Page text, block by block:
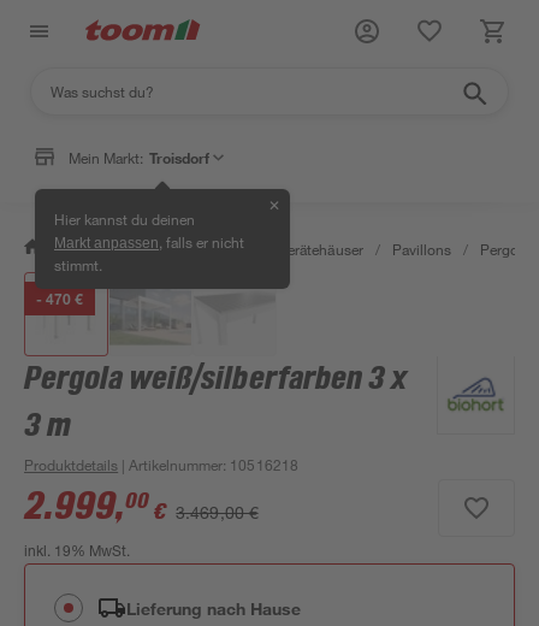
Mein Markt: Troisdorf
Hier kannst du deinen
Markt anpassen , falls er nicht
stimmt.
✕
/ Garten & Freizeit / Garten- & Gerätehäuser / Pavillons / Pergola
- 470 €
Pergola weiß/silberfarben 3 x
3 m
Produktdetails | Artikelnummer: 10516218
2.999,00 € 3.469,00 €
inkl. 19% MwSt.
Lieferung nach Hause